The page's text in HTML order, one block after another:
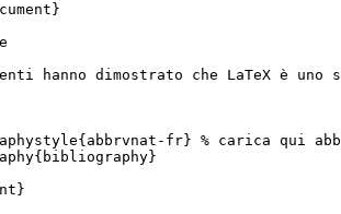
}
hanno dimostrato che LaTeX è
{abbrvnat-fr} % carica qui
{bibliography}
}